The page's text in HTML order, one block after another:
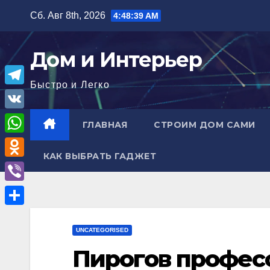
содержимому
Сб. Авг 8th, 2026 4:48:40 AM
Дом и Интерьер
Быстро и Легко
ГЛАВНАЯ СТРОИМ ДОМ САМИ
КАК ВЫБРАТЬ ГАДЖЕТ
UNCATEGORISED
Пирогов
T
e
l
e
g
r
V
K
W
h
a
O
d
n
V